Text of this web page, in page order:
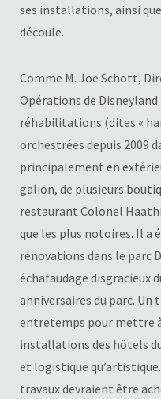
ses installations, ainsi
découle.
Comme M. Joe Schott,
Opérations de Disneyland
réhabilitations (dites «
orchestrées depuis 2009
principalement en
galion, de plusieurs
restaurant Colonel
que les plus notoires. Il a
rénovations dans le parc
échafaudage disgracieux
anniversaires du parc.
entretemps pour mettre
installations des hôtels
et logistique
travaux devraient être